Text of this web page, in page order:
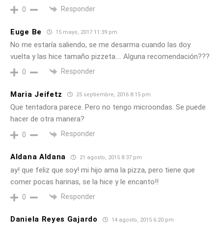
0 Responder
Euge Be 15 mayo, 2017 11:39 pm
No me estaría saliendo, se me desarma cuando las doy
vuelta y las hice tamaño pizzeta…. Alguna recomendación???
0 Responder
Maria Jeifetz 25 septiembre, 2016 8:15 pm
Que tentadora parece. Pero no tengo microondas. Se puede
hacer de otra manera?
0 Responder
Aldana Aldana 21 agosto, 2015 8:37 pm
ay! que feliz que soy! mi hijo ama la pizza, pero tiene que
comer pocas harinas, se la hice y le encanto!!
0 Responder
Daniela Reyes Gajardo 14 agosto, 2015 6:20 pm